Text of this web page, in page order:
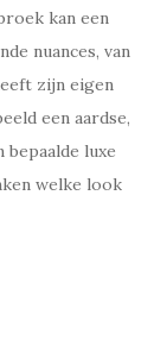
kan een
nuances, van
zijn eigen
een aardse,
luxe
welke look